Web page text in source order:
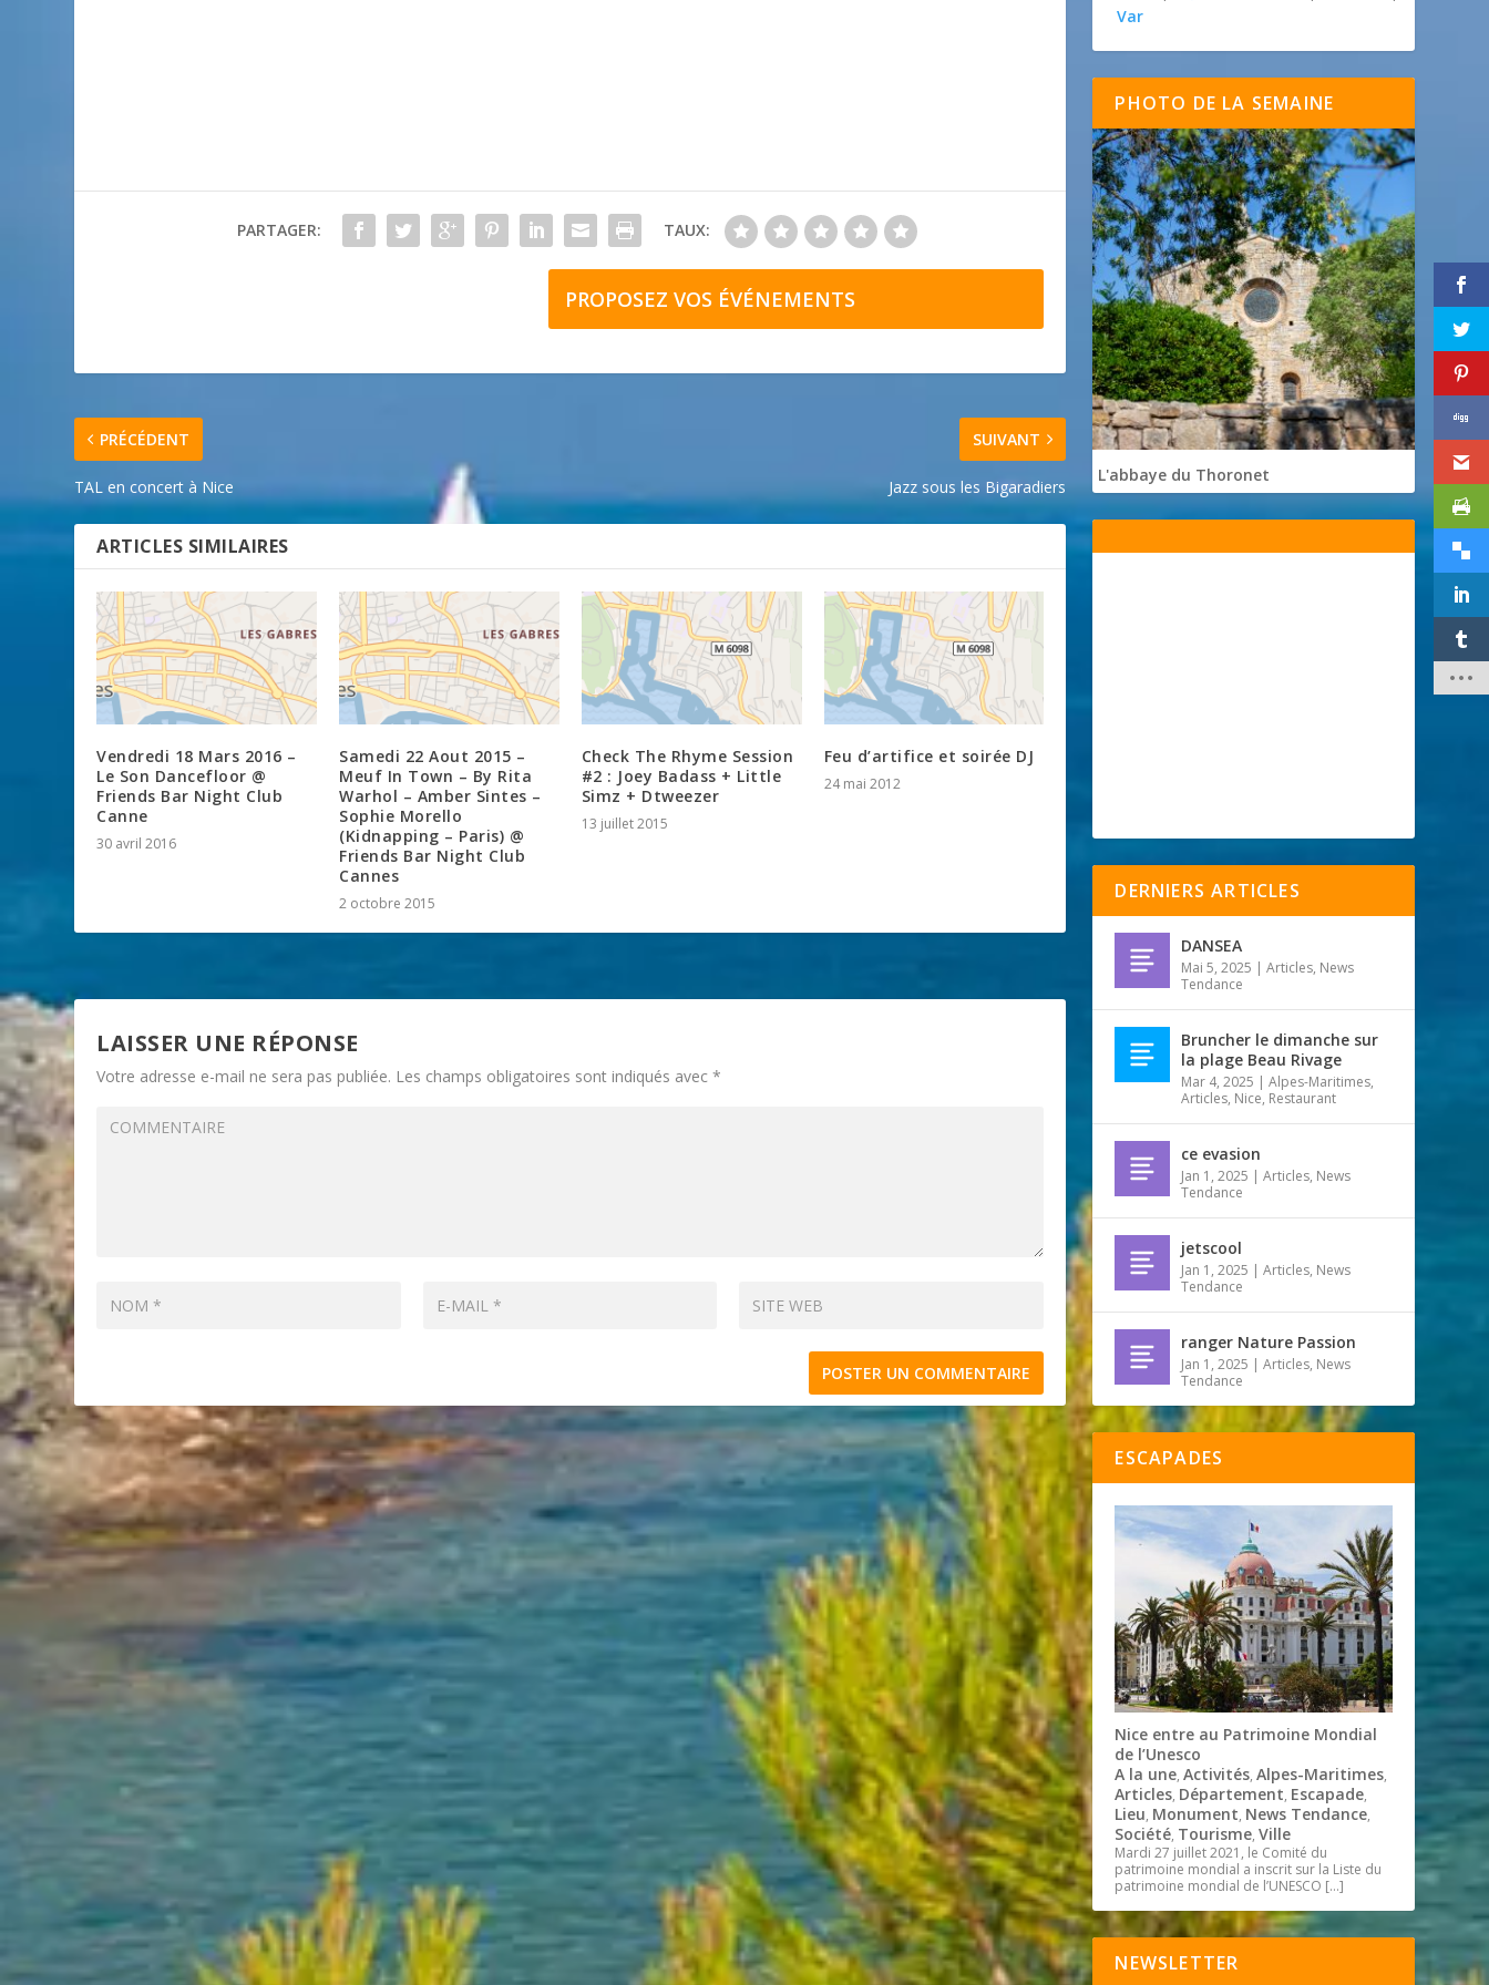
PARTAGER: TAUX:
PROPOSEZ VOS ÉVÉNEMENTS
PRÉCÉDENT
TAL en concert à Nice
SUIVANT
Jazz sous les Bigaradiers
ARTICLES SIMILAIRES
Vendredi 18 Mars 2016 –
Le Son Dancefloor @
Friends Bar Night Club
Canne
30 avril 2016
Samedi 22 Aout 2015 –
Meuf In Town – By Rita
Warhol – Amber Sintes –
Sophie Morello
(Kidnapping – Paris) @
Friends Bar Night Club
Cannes
2 octobre 2015
Check The Rhyme Session
#2 : Joey Badass + Little
Simz + Dtweezer
13 juillet 2015
Feu d’artifice et soirée DJ
24 mai 2012
LAISSER UNE RÉPONSE
Votre adresse e-mail ne sera pas publiée. Les champs obligatoires sont indiqués avec*
Var
PHOTO DE LA SEMAINE
L'abbaye du Thoronet
DERNIERS ARTICLES
DANSEA
Mai 5, 2025 |Articles, News
Tendance
Bruncher le dimanche sur
la plage Beau Rivage
Mar 4, 2025 |Alpes-Maritimes,
Articles, Nice, Restaurant
ce evasion
Jan 1, 2025 |Articles, News
Tendance
jetscool
Jan 1, 2025 |Articles, News
Tendance
ranger Nature Passion
Jan 1, 2025 |Articles, News
Tendance
ESCAPADES
Nice entre au Patrimoine Mondial
de l’Unesco
A la une,Activités,Alpes-Maritimes,
Articles, Département, Escapade,
Lieu, Monument, News Tendance,
Société, Tourisme,Ville
Mardi 27 juillet 2021, le Comité du
patrimoine mondial a inscrit sur la Liste du
patrimoine mondial de l’UNESCO […]
NEWSLETTER